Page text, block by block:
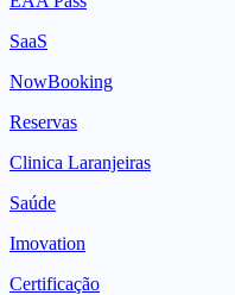
SaaS
NowBooking
Reservas
Clinica Laranjeiras
Saúde
Imovation
Certificação